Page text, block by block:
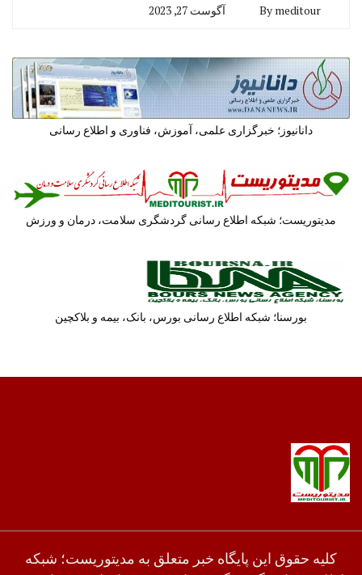
By meditour آگوست 27, 2023
دانانیوز؛ خبرگزاری علمی، آموزش، فناوری و اطلاع رسانی
مدیتوریست؛ شبکه اطلاع رسانی گردشگری سلامت، درمان و ورزش
بورسنا؛ شبکه اطلاع رسانی بورس، بانک، بیمه و بلاکچین
کلیه حقوق این پایگاه خبر متعلق به مدیتوریست؛ شبکه